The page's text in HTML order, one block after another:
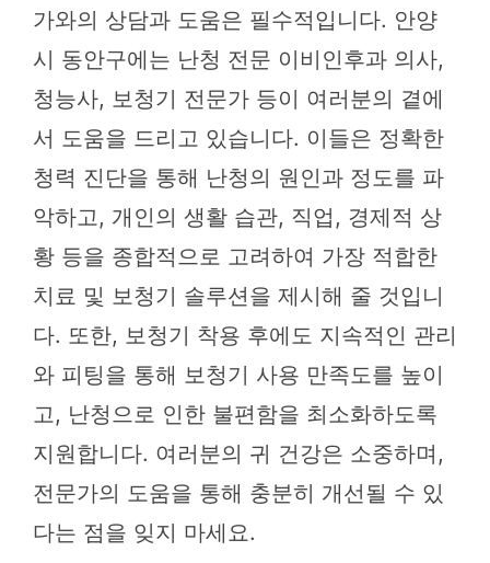
가와의 상담과 도움은 필수적입니다. 안양
시 동안구에는 난청 전문 이비인후과 의사,
청능사, 보청기 전문가 등이 여러분의 곁에
서 도움을 드리고 있습니다. 이들은 정확한
청력 진단을 통해 난청의 원인과 정도를 파
악하고, 개인의 생활 습관, 직업, 경제적 상
황 등을 종합적으로 고려하여 가장 적합한
치료 및 보청기 솔루션을 제시해 줄 것입니
다. 또한, 보청기 착용 후에도 지속적인 관리
와 피팅을 통해 보청기 사용 만족도를 높이
고, 난청으로 인한 불편함을 최소화하도록
지원합니다. 여러분의 귀 건강은 소중하며,
전문가의 도움을 통해 충분히 개선될 수 있
다는 점을 잊지 마세요.